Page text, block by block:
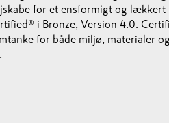
for et ensformigt og
i Bronze, Version 4.0.
for både miljø, materialer